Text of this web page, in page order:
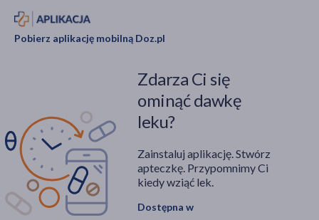
Pobierz aplikację mobilną Doz.pl
Zdarza Ci się
ominąć dawkę
leku?
Zainstaluj aplikację. Stwórz
apteczkę. Przypomnimy Ci
kiedy wziąć lek.
Dostępna w